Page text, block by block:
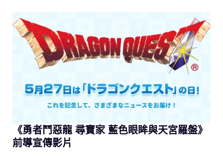
《勇者鬥惡龍 尋寶家藍色眼眸與天宮羅盤》
前導宣傳影片